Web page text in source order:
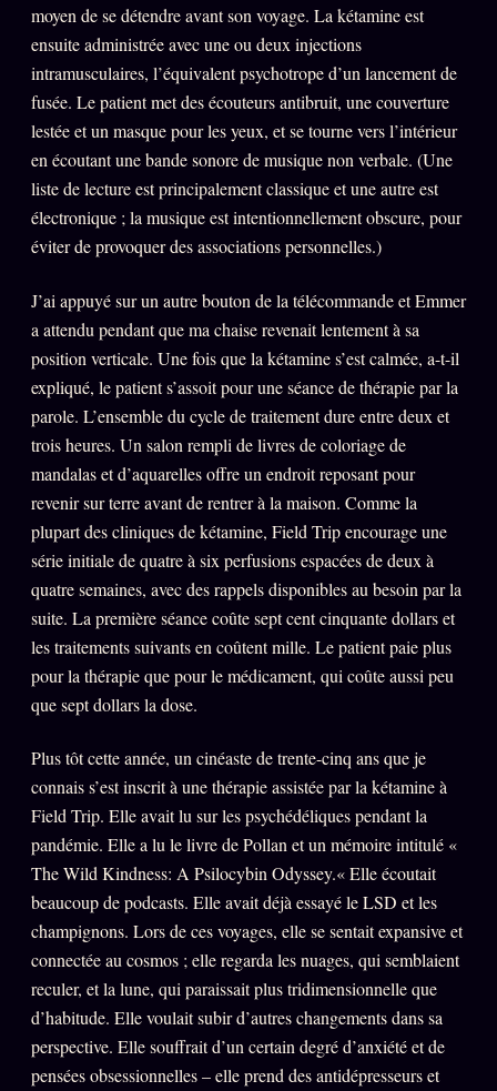
moyen de se détendre avant son voyage. La kétamine est
ensuite administrée avec une ou deux injections
intramusculaires, l’équivalent psychotrope d’un lancement de
fusée. Le patient met des écouteurs antibruit, une couverture
lestée et un masque pour les yeux, et se tourne vers l’intérieur
en écoutant une bande sonore de musique non verbale. (Une
liste de lecture est principalement classique et une autre est
électronique ; la musique est intentionnellement obscure, pour
éviter de provoquer des associations personnelles.)
J’ai appuyé sur un autre bouton de la télécommande et Emmer
a attendu pendant que ma chaise revenait lentement à sa
position verticale. Une fois que la kétamine s’est calmée, a-t-il
expliqué, le patient s’assoit pour une séance de thérapie par la
parole. L’ensemble du cycle de traitement dure entre deux et
trois heures. Un salon rempli de livres de coloriage de
mandalas et d’aquarelles offre un endroit reposant pour
revenir sur terre avant de rentrer à la maison. Comme la
plupart des cliniques de kétamine, Field Trip encourage une
série initiale de quatre à six perfusions espacées de deux à
quatre semaines, avec des rappels disponibles au besoin par la
suite. La première séance coûte sept cent cinquante dollars et
les traitements suivants en coûtent mille. Le patient paie plus
pour la thérapie que pour le médicament, qui coûte aussi peu
que sept dollars la dose.
Plus tôt cette année, un cinéaste de trente-cinq ans que je
connais s’est inscrit à une thérapie assistée par la kétamine à
Field Trip. Elle avait lu sur les psychédéliques pendant la
pandémie. Elle a lu le livre de Pollan et un mémoire intitulé «
The Wild Kindness: A Psilocybin Odyssey.« Elle écoutait
beaucoup de podcasts. Elle avait déjà essayé le LSD et les
champignons. Lors de ces voyages, elle se sentait expansive et
connectée au cosmos ; elle regarda les nuages, qui semblaient
reculer, et la lune, qui paraissait plus tridimensionnelle que
d’habitude. Elle voulait subir d’autres changements dans sa
perspective. Elle souffrait d’un certain degré d’anxiété et de
pensées obsessionnelles – elle prend des antidépresseurs et